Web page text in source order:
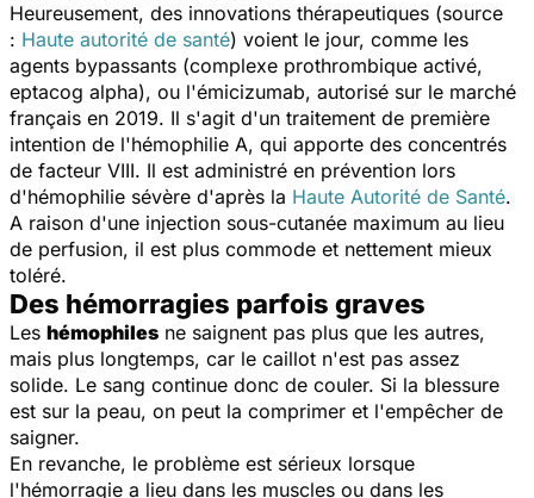
Heureusement, des innovations thérapeutiques (source
: Haute autorité de santé) voient le jour, comme les
agents bypassants (complexe prothrombique activé,
eptacog alpha), ou l'émicizumab, autorisé sur le marché
français en 2019. Il s'agit d'un traitement de première
intention de l'hémophilie A, qui apporte des concentrés
de facteur VIII. Il est administré en prévention lors
d'hémophilie sévère d'après la Haute Autorité de Santé.
A raison d'une injection sous-cutanée maximum au lieu
de perfusion, il est plus commode et nettement mieux
toléré.
Des hémorragies parfois graves
Les hémophiles ne saignent pas plus que les autres,
mais plus longtemps, car le caillot n'est pas assez
solide. Le sang continue donc de couler. Si la blessure
est sur la peau, on peut la comprimer et l'empêcher de
saigner.
En revanche, le problème est sérieux lorsque
l'hémorragie a lieu dans les muscles ou dans les